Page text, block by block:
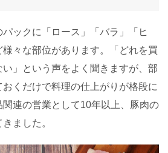
ックに「ロース」「バラ」「ヒ
々な部位があります。「どれを買
い」という声をよく聞きますが、部
くだけで料理の仕上がりが格段に
連の営業として10年以上、豚肉の
ました。